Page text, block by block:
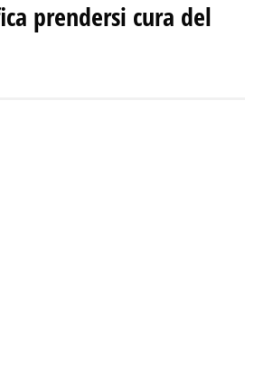
prendersi cura del